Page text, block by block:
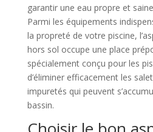
garantir une eau propre et
Parmi les équipements
la propreté de votre piscine,
hors sol occupe une place
spécialement conçu pour les
d’éliminer efficacement les
impuretés qui peuvent
bassin.